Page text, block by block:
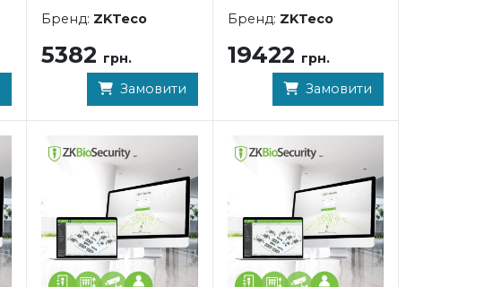
Бренд: ZKTeco
5382 грн.
Замовити
Бренд: ZKTeco
19422 грн.
Замовити